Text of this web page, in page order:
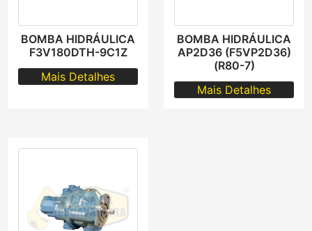
BOMBA HIDRÁULICA
F3V180DTH-9C1Z
Mais Detalhes
BOMBA HIDRÁULICA
AP2D36 (F5VP2D36)
(R80-7)
Mais Detalhes